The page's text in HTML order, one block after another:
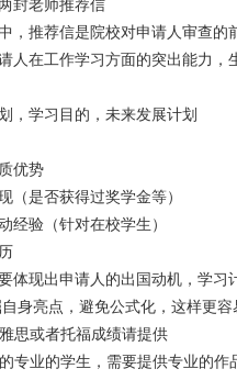
封老师推荐信
，推荐信是院校对申请人审查
人在工作学习方面的突出能力，
学习目的，未来发展计划
优势
是否获得过奖学金等）
验（针对在校学生）
要体现出申请人的出国动机，学
自身亮点，避免公式化，这样更
思或者托福成绩请提供
专业的学生，需要提供专业的作